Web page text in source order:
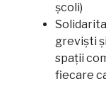
școli)
greviști
spații
fiecare